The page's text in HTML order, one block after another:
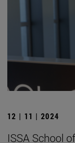
12 | 11 | 2024
ISSA School